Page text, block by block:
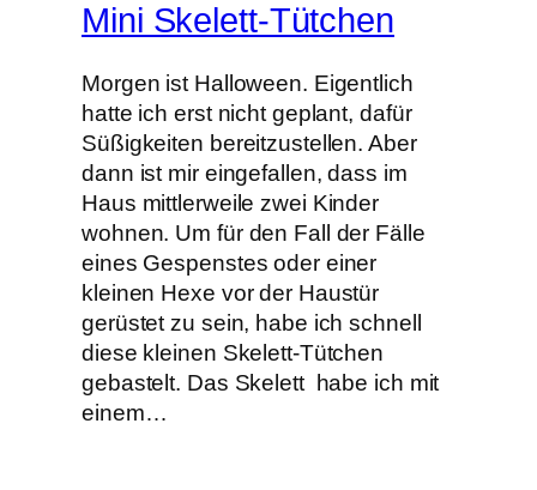
Mini Skelett-Tütchen
Morgen ist Halloween. Eigentlich
hatte ich erst nicht geplant, dafür
Süßigkeiten bereitzustellen. Aber
dann ist mir eingefallen, dass im
Haus mittlerweile zwei Kinder
wohnen. Um für den Fall der Fälle
eines Gespenstes oder einer
kleinen Hexe vor der Haustür
gerüstet zu sein, habe ich schnell
diese kleinen Skelett-Tütchen
gebastelt. Das Skelett habe ich mit
einem…